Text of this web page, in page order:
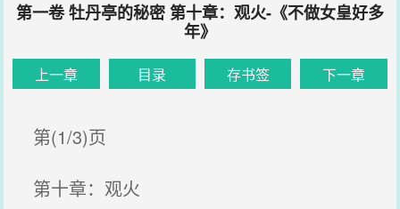
第一卷 牡丹亭的秘密 第十章：观火-《不做女皇好多
年》
上一章 目录 存书签 下一章
第(1/3)页
第十章：观火